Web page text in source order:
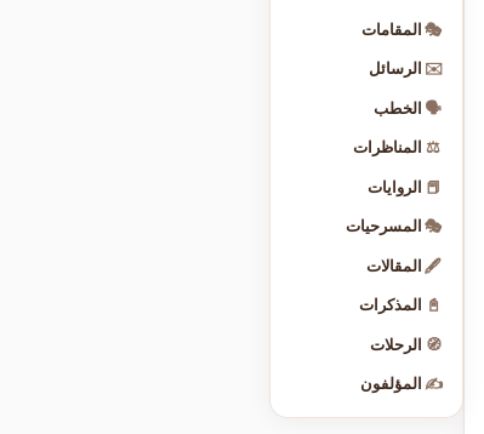
🎭 المقامات
✉️ الرسائل
🗣️ الخطب
⚖️ المناظرات
📕 الروايات
🎭 المسرحيات
🖋️ المقالات
📓 المذكرات
🧭 الرحلات
✍️ المؤلفون